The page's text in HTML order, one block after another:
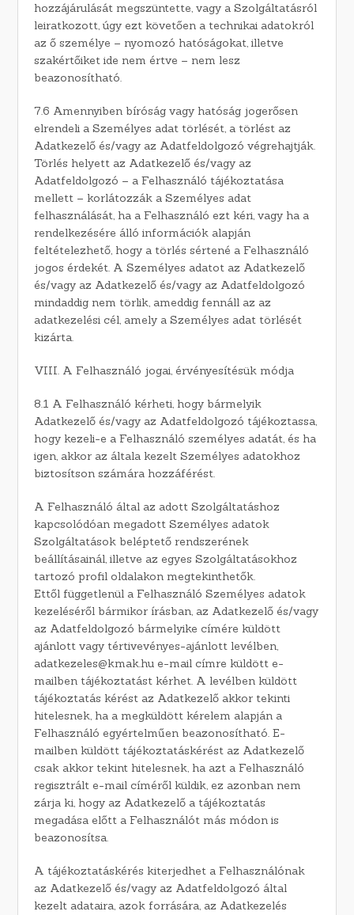
hozzájárulását megszüntette, vagy a Szolgáltatásról
leiratkozott, úgy ezt követően a technikai adatokról
az ő személye – nyomozó hatóságokat, illetve
szakértőiket ide nem értve – nem lesz
beazonosítható.
7.6 Amennyiben bíróság vagy hatóság jogerősen
elrendeli a Személyes adat törlését, a törlést az
Adatkezelő és/vagy az Adatfeldolgozó végrehajtják.
Törlés helyett az Adatkezelő és/vagy az
Adatfeldolgozó – a Felhasználó tájékoztatása
mellett – korlátozzák a Személyes adat
felhasználását, ha a Felhasználó ezt kéri, vagy ha a
rendelkezésére álló információk alapján
feltételezhető, hogy a törlés sértené a Felhasználó
jogos érdekét. A Személyes adatot az Adatkezelő
és/vagy az Adatkezelő és/vagy az Adatfeldolgozó
mindaddig nem törlik, ameddig fennáll az az
adatkezelési cél, amely a Személyes adat törlését
kizárta.
VIII. A Felhasználó jogai, érvényesítésük módja
8.1 A Felhasználó kérheti, hogy bármelyik
Adatkezelő és/vagy az Adatfeldolgozó tájékoztassa,
hogy kezeli-e a Felhasználó személyes adatát, és ha
igen, akkor az általa kezelt Személyes adatokhoz
biztosítson számára hozzáférést.
A Felhasználó által az adott Szolgáltatáshoz
kapcsolódóan megadott Személyes adatok
Szolgáltatások beléptető rendszerének
beállításainál, illetve az egyes Szolgáltatásokhoz
tartozó profil oldalakon megtekinthetők.
Ettől függetlenül a Felhasználó Személyes adatok
kezeléséről bármikor írásban, az Adatkezelő és/vagy
az Adatfeldolgozó bármelyike címére küldött
ajánlott vagy tértivevényes-ajánlott levélben,
adatkezeles@kmak.hu e-mail címre küldött e-
mailben tájékoztatást kérhet. A levélben küldött
tájékoztatás kérést az Adatkezelő akkor tekinti
hitelesnek, ha a megküldött kérelem alapján a
Felhasználó egyértelműen beazonosítható. E-
mailben küldött tájékoztatáskérést az Adatkezelő
csak akkor tekint hitelesnek, ha azt a Felhasználó
regisztrált e-mail címéről küldik, ez azonban nem
zárja ki, hogy az Adatkezelő a tájékoztatás
megadása előtt a Felhasználót más módon is
beazonosítsa.
A tájékoztatáskérés kiterjedhet a Felhasználónak
az Adatkezelő és/vagy az Adatfeldolgozó által
kezelt adataira, azok forrására, az Adatkezelés